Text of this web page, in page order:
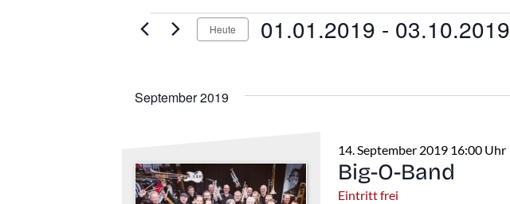
Veranstaltungen
Heute 01.01.2019 - 03.10.2019
September 2019
14. September 2019 16:00 Uhr
Big-O-Band
Eintritt frei